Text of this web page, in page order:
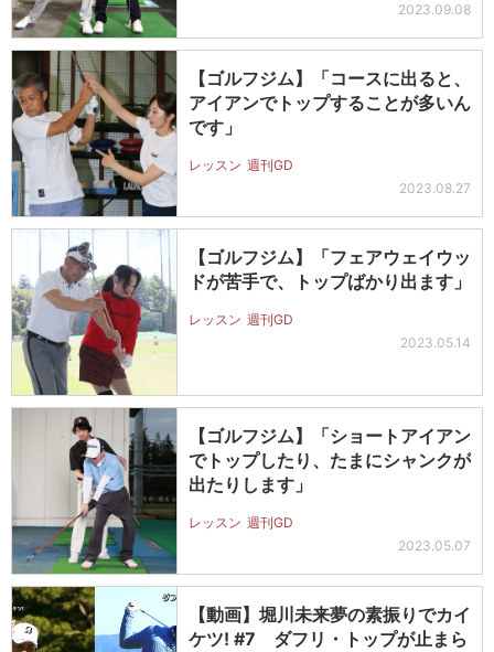
2023.09.08
【ゴルフジム】「コースに出ると、
アイアンでトップすることが多いん
です」
レッスン 週刊GD
2023.08.27
【ゴルフジム】「フェアウェイウッ
ドが苦手で、トップばかり出ます」
レッスン 週刊GD
2023.05.14
【ゴルフジム】「ショートアイアン
でトップしたり、たまにシャンクが
出たりします」
レッスン 週刊GD
2023.05.07
【動画】堀川未来夢の素振りでカイ
ケツ! #7 ダフリ・トップが止まら